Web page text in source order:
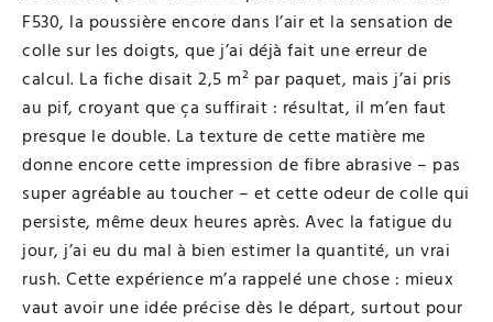
F530, la poussière encore dans l’air et la sensation de
colle sur les doigts, que j’ai déjà fait une erreur de
calcul. La fiche disait 2,5 m² par paquet, mais j’ai pris
au pif, croyant que ça suffirait : résultat, il m’en faut
presque le double. La texture de cette matière me
donne encore cette impression de fibre abrasive – pas
super agréable au toucher – et cette odeur de colle qui
persiste, même deux heures après. Avec la fatigue du
jour, j’ai eu du mal à bien estimer la quantité, un vrai
rush. Cette expérience m’a rappelé une chose : mieux
vaut avoir une idée précise dès le départ, surtout pour